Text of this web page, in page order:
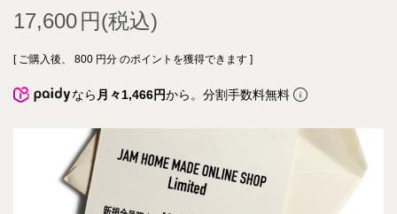
17,600
[ ご購入後、 800 円分 のポイントを獲得できます ]
なら 月々1,466円から。分割手数料無料